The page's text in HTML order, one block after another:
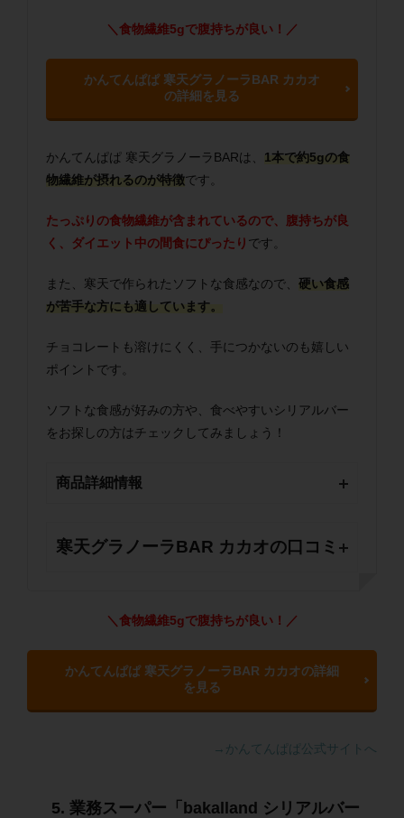
＼食物繊維5gで腹持ちが良い！／
かんてんぱぱ 寒天グラノーラBAR カカオ
の詳細を見る
かんてんぱぱ 寒天グラノーラBARは、 1本で約5gの食
物繊維が摂れるのが特徴です。
たっぷりの食物繊維が含まれているので、腹持ちが良
く、ダイエット中の間食にぴったり です。
また、寒天で作られたソフトな食感なので、 硬い食感
が苦手な方にも適しています。
チョコレートも溶けにくく、手につかないのも嬉しい
ポイントです。
ソフトな食感が好みの方や、食べやすいシリアルバー
をお探しの方はチェックしてみましょう！
商品詳細情報
寒天グラノーラBAR カカオの口コミ
＼食物繊維5gで腹持ちが良い！／
かんてんぱぱ 寒天グラノーラBAR カカオの詳細
を見る
→かんてんぱぱ公式サイトへ
5. 業務スーパー「bakalland シリアルバー